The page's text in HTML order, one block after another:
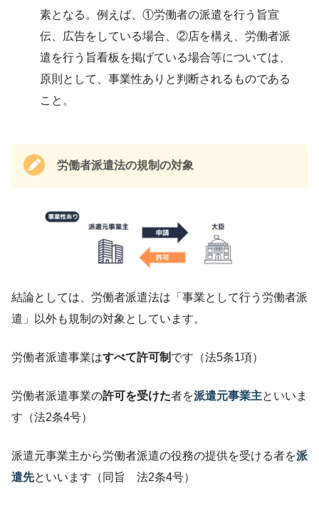
素となる。例えば、①労働者の派遣を行う旨宣
伝、広告をしている場合、②店を構え、労働者派
遣を行う旨看板を掲げている場合等については、
原則として、事業性ありと判断されるものである
こと。
労働者派遣法の規制の対象
結論としては、労働者派遣法は「事業として行う労働者派
遣」以外も規制の対象としています。
労働者派遣事業はすべて許可制 です（法5条1項）
労働者派遣事業の許可を受けた者を派遣元事業主といいま
す（法2条4号）
派遣元事業主から労働者派遣の役務の提供を受ける者を派
遣先といいます（同旨 法2条4号）